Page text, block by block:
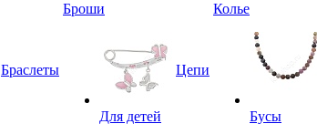
Браслеты
Броши
Для детей
Цепи
Колье
Бусы